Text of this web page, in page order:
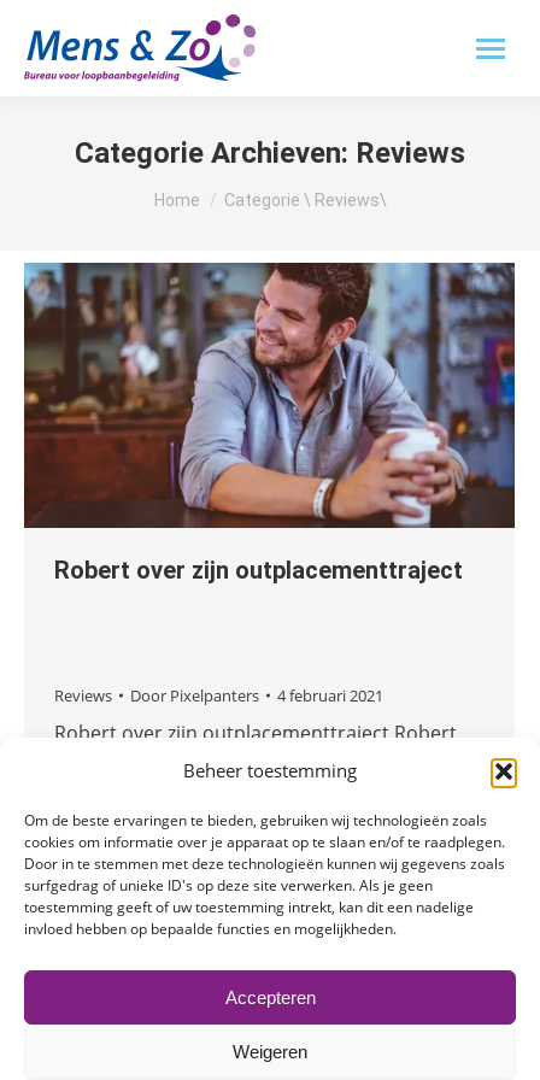
Beheer toestemming
Om de beste ervaringen te bieden, gebruiken wij technologieën zoals
cookies om informatie over je apparaat op te slaan en/of te raadplegen.
Door in te stemmen met deze technologieën kunnen wij gegevens zoals
surfgedrag of unieke ID's op deze site verwerken. Als je geen
toestemming geeft of uw toestemming intrekt, kan dit een nadelige
invloed hebben op bepaalde functies en mogelijkheden.
Accepteren
Weigeren
Categorie Archieven: Reviews
Je bent hier:
Home Categorie \ Reviews\
Robert over zijn outplacementtraject
Reviews Door Pixelpanters 4 februari 2021
Robert over zijn outplacementtraject Robert
heeft een outplacementtraject gevolgd bij
traject heeft ervaren en de handige tips die
hem verder hebben geholpen. Met als
eindresultaat: een baan! Robert: “Allereerst
heb ik de samenwerking met mijn
loopbaancoach Esther als zeer prettig ervaren.
De structuur van…